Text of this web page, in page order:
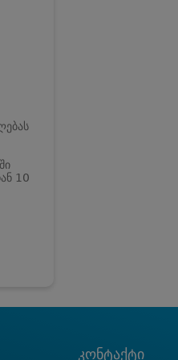
10
კონტაქტი